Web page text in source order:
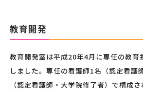
教育開発
教育開発室は平成20年4月に専任の教育
しました。専任の看護師1名（認定看護
（認定看護師・大学院修了者）で構成さ